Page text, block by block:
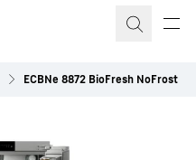
ECBNe 8872 BioFresh NoFrost